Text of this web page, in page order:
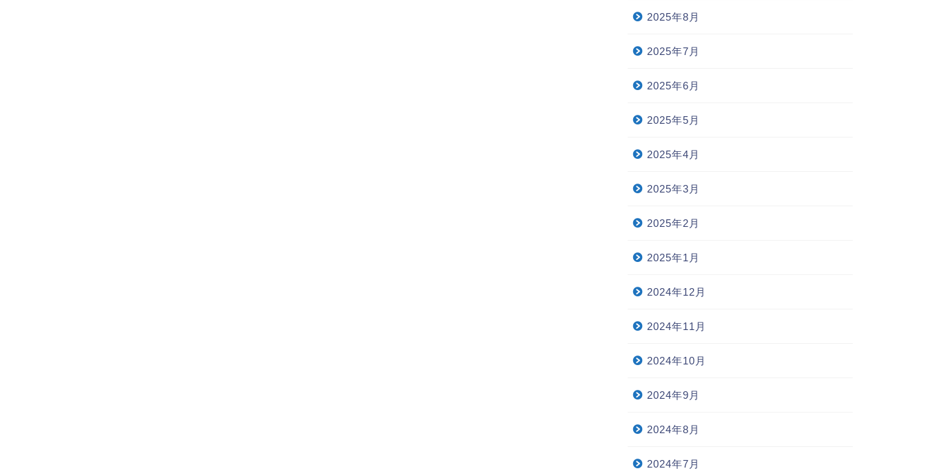
2025年8月
2025年7月
2025年6月
2025年5月
2025年4月
2025年3月
2025年2月
2025年1月
2024年12月
2024年11月
2024年10月
2024年9月
2024年8月
2024年7月